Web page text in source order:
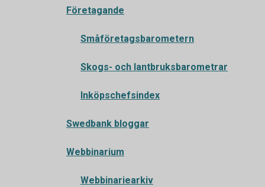
Företagande
Småföretagsbarometern
Skogs- och lantbruksbarometrar
Inköpschefsindex
Swedbank bloggar
Webbinarium
Webbinariearkiv